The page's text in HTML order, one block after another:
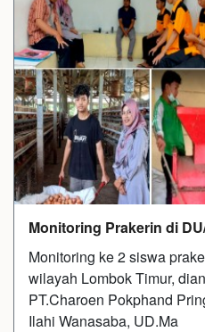
Monitoring Prakerin di
Monitoring ke 2 siswa
wilayah Lombok Timur,
PT.Charoen Pokphand
Ilahi Wanasaba, UD.Ma